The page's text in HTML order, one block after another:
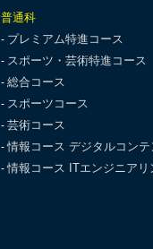
普通科
プレミアム特進コース
スポーツ・芸術特進コース
総合コース
スポーツコース
芸術コース
情報コース デジタルコン
情報コース ITエンジニアリ